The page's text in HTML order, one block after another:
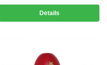
Details